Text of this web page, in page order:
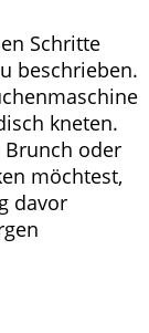
Schritte
beschrieben.
kneten.
oder
möchtest,
davor